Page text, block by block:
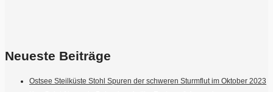
Neueste Beiträge
Ostsee Steilküste Stohl Spuren der schweren Sturmflut im Oktober 2023